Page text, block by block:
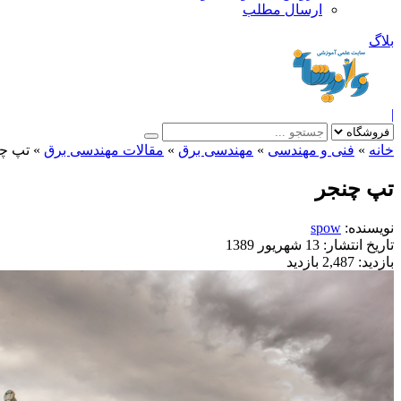
ارسال مطلب
بلاگ
|
خانه » فنی و مهندسی » مهندسی برق » مقالات مهندسی برق » تپ
تپ چنجر
نویسنده: spow
تاریخ انتشار: 13 شهریور 1389
بازدید: 2,487 بازدید